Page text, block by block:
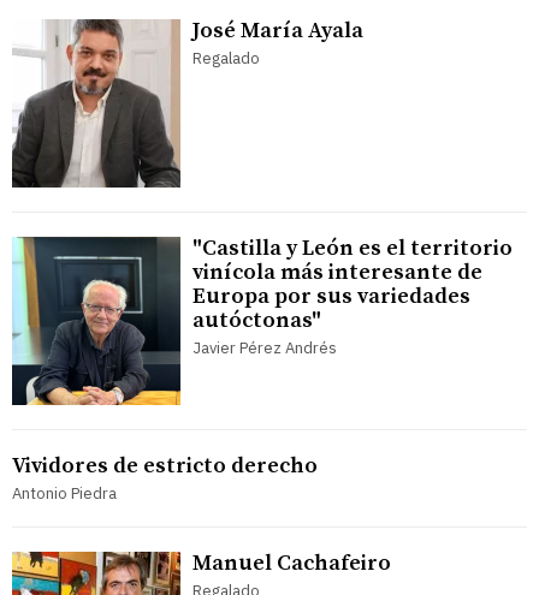
José María Ayala
Regalado
"Castilla y León es el territorio
vinícola más interesante de
Europa por sus variedades
autóctonas"
Javier Pérez Andrés
Vividores de estricto derecho
Antonio Piedra
Manuel Cachafeiro